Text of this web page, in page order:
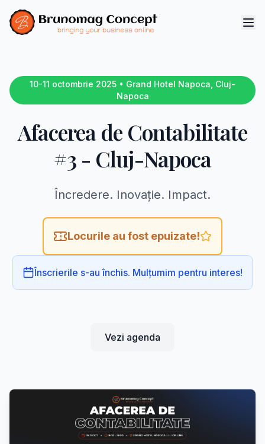
10-11 octombrie 2025 • Grand Hotel Napoca, Cluj-
Napoca
Afacerea de Contabilitate
#3 - Cluj-Napoca
Încredere. Inovație. Impact.
Locurile au fost epuizate!
Înscrierile s-au închis. Mulțumim pentru interes!
Vezi agenda